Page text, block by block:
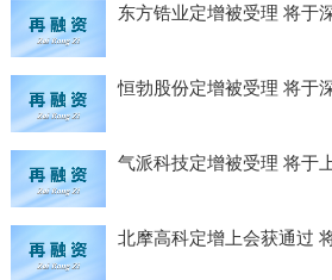
东方锆业定增被受理 将于
恒勃股份定增被受理 将于
气派科技定增被受理 将于
北摩高科定增上会获通过